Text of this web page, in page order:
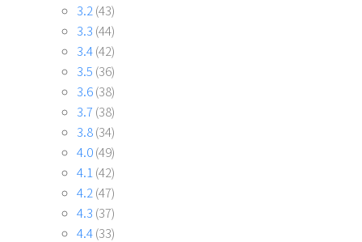
3.2 (43)
3.3 (44)
3.4(42)
3.5 (36)
3.6(38)
3.7 (38)
3.8(34)
4.0(49)
4.1 (42)
4.2 (47)
4.3 (37)
4.4(33)